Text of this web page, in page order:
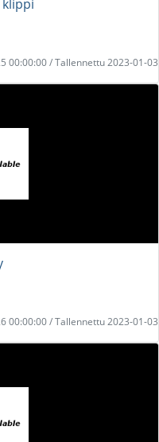
klippi
00:00:00 / Tallennettu 2023-01-03
00:00:00 / Tallennettu 2023-01-03